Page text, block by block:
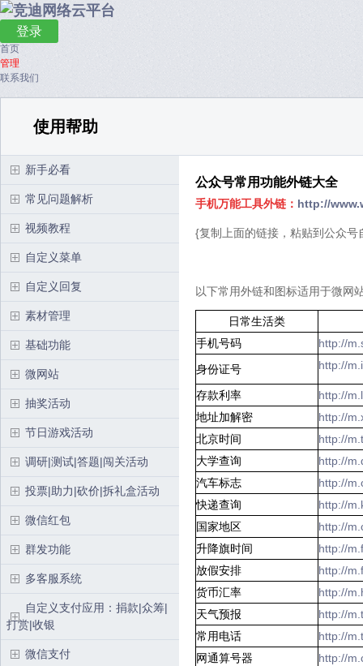
登录
首页
管理
联系我们
使用帮助
新手必看
常见问题解析
视频教程
自定义菜单
自定义回复
素材管理
基础功能
微网站
抽奖活动
节日游戏活动
调研|测试|答题|闯关活动
投票|助力|砍价|拆礼盒活动
微信红包
群发功能
多客服系统
自定义支付应用：捐款|众筹|
打赏|收银
微信支付
公众号常用功能外链大全
手机万能工具外链： http://
{复制上面的链接，粘贴到公众号
以下常用外链和图标适用于微网
日常生活类
手机号码
http://
身份证号
http://
存款利率
http://
地址加解密
http://
北京时间
http://
大学查询
http://
汽车标志
http://
快递查询
http://
国家地区
http://
升降旗时间
http://
放假安排
http://
货币汇率
http://
天气预报
http://
常用电话
http://
网通算号器
http://